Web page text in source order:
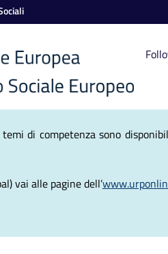
di competenza sono
vai alle pagine dell’